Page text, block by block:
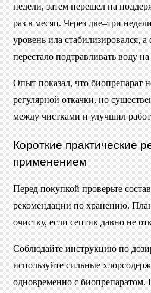
недели, затем перешел на
раз в месяц. Через две–три
уровень ила стабилизировался,
перестало подтравливать воду
Опыт показал, что биопрепарат
регулярной откачки, но
между чистками и улучшил
Короткие практические
применением
Перед покупкой проверьте
рекомендации по хранению.
очистку, если септик давно не
Соблюдайте инструкцию по
используйте сильные
одновременно с биопрепаратом.